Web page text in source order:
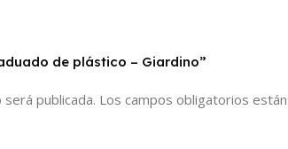
de plástico – Giardino”
publicada. Los campos obligatorios